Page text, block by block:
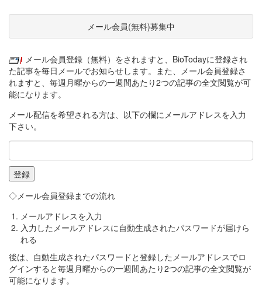
メール会員(無料)募集中
メール会員登録（無料）をされますと、BioTodayに登録され
た記事を毎日メールでお知らせします。また、メール会員登録さ
れますと、毎週月曜からの一週間あたり2つの記事の全文閲覧が可
能になります。
メール配信を希望される方は、以下の欄にメールアドレスを入力
下さい。
◇メール会員登録までの流れ
メールアドレスを入力
入力したメールアドレスに自動生成されたパスワードが届けら
れる
後は、自動生成されたパスワードと登録したメールアドレスでロ
グインすると毎週月曜からの一週間あたり2つの記事の全文閲覧が
可能になります。